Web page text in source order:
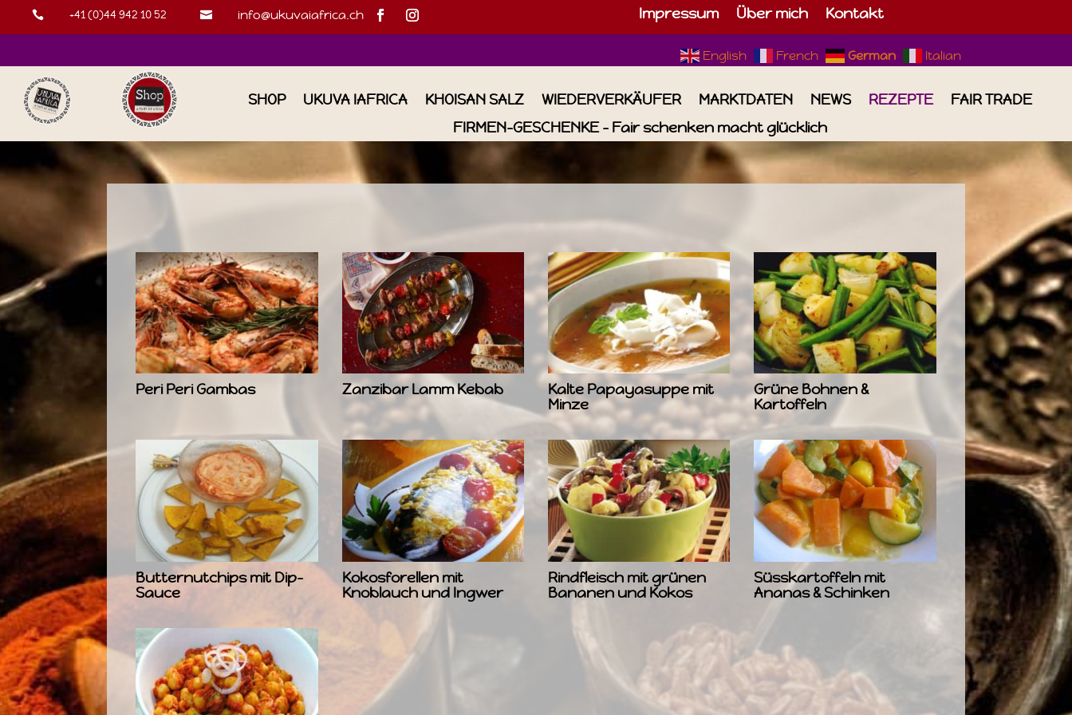
 +41 (0)44 942 10 52  info@ukuvaiafrica.ch Impressum Über mich Kontakt
English French German Italian
SHOP UKUVA IAFRICA KHOISAN SALZ WIEDERVERKÄUFER MARKTDATEN NEWS REZEPTE
FAIR TRADE
FIRMEN-GESCHENKE – Fair schenken macht glücklich
Peri Peri Gambas Zanzibar Lamm Kebab
Kalte Papayasuppe mit
Minze
Grüne Bohnen &
Kartoffeln
Butternutchips mit Dip-
Sauce
Kokosforellen mit
Knoblauch und Ingwer
Rindfleisch mit grünen
Bananen und Kokos
Süsskartoffeln mit
Ananas & Schinken